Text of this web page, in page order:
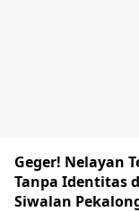
Geger! Nelayan
Tanpa Identitas
Siwalan